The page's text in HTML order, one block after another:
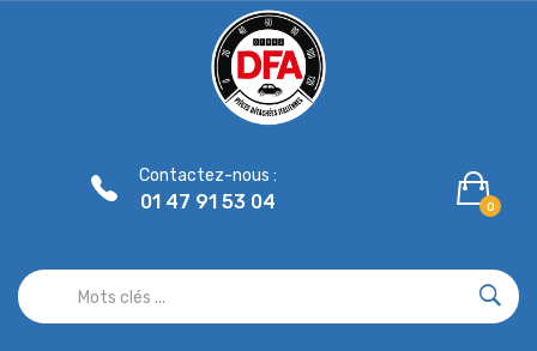
0
Contactez-nous :
01 47 91 53 04
Panneau de gestion des cookies